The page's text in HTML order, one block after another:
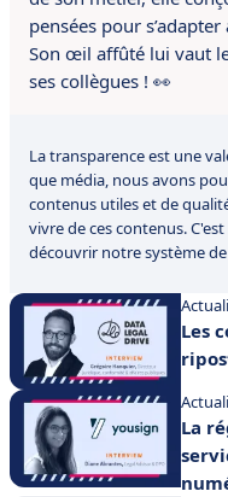
pensées pour
Son œil affûté lui vaut
ses collègues ! 👀
La transparence est une
que média, nous avons
contenus utiles et de
vivre de ces contenus.
découvrir notre système
Les
La